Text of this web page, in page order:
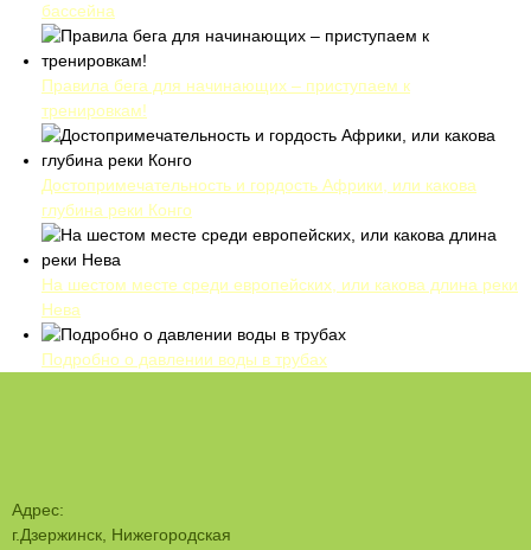
бассейна
Правила бега для начинающих – приступаем к
тренировкам!
Достопримечательность и гордость Африки, или какова
глубина реки Конго
На шестом месте среди европейских, или какова длина реки
Нева
Подробно о давлении воды в трубах
Адрес:
г.Дзержинск, Нижегородская